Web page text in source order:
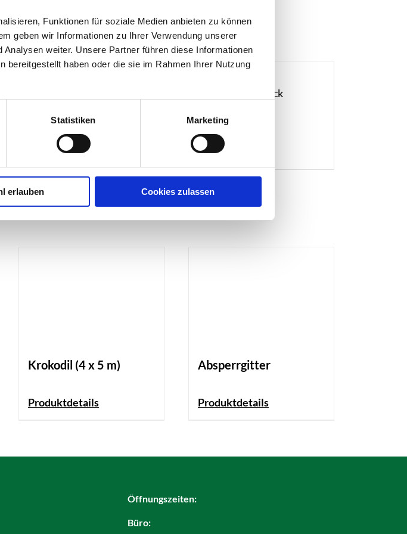
Funktionen für soziale Medien anbieten zu können
geben wir Informationen zu Ihrer Verwendung unserer
weiter. Unsere Partner führen diese Informationen
bereitgestellt haben oder die sie im Rahmen Ihrer Nutzung
Statistiken Marketing
erlauben Cookies zulassen
Menge
und können jederzeit in unserem Lager in Fürstenfeldbruck
direkt zu Ihnen.
Krokodil (4 x 5 m)
Produktdetails
Absperrgitter
Produktdetails
Öffnungszeiten:
Büro: